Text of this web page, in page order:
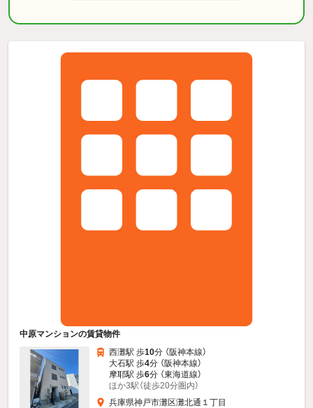
中原マンションの賃貸物件
西灘駅 歩10分 （阪神本線）
大石駅 歩4分 （阪神本線）
摩耶駅 歩6分 （東海道線）
ほか3駅（徒歩20分圏内）
兵庫県神戸市灘区灘北通１丁目